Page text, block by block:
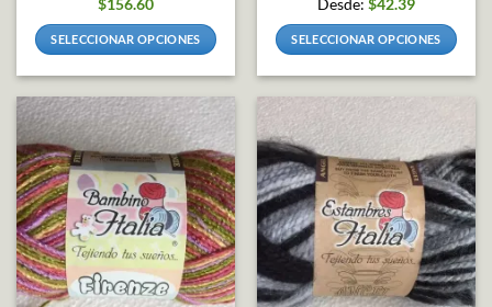
$156.60
SELECCIONAR OPCIONES
tiene
múltiples
variantes.
Las
opciones
se
pueden
elegir
en
Desde: $42.39
SELECCIONAR OPCIONES
variantes.
Las
opciones
se
pueden
elegir
en